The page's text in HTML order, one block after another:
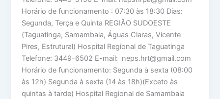
Horário de funcionamento : 07:30 às 18:30 Dias:
Segunda, Terça e Quinta REGIÃO SUDOESTE
(Taguatinga, Samambaia, Águas Claras, Vicente
Pires, Estrutural) Hospital Regional de Taguatinga
Telefone: 3449-6502 E-mail: neps.hrt@gmail.com
Horário de funcionamento: Segunda à sexta (08:00
às 12h) Segunda à sexta (14 às 18h)(Exceto às
quintas à tarde) Hospital Regional de Samambaia